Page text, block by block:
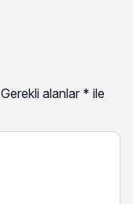
Gerekli alanlar * ile